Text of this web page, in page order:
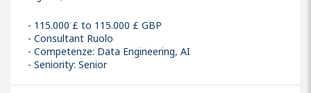
115.000 £ to 115.000 £ GBP
Consultant Ruolo
Competenze: Data Engineering, AI
Seniority: Senior